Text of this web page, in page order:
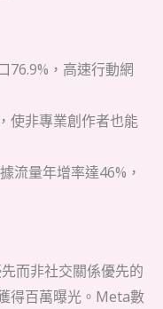
76.9%，高速行動網
使非專業創作者也能
流量年增率達46%，
而非社交關係優先的
得百萬曝光。Meta數